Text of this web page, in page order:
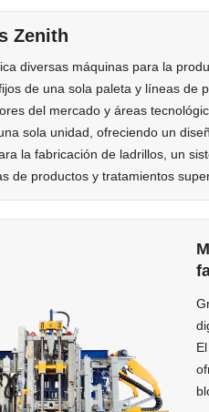
Zenith
diversas máquinas para la
de una sola paleta y líneas de
del mercado y áreas
sola unidad, ofreciendo un
la fabricación de ladrillos, un
de productos y tratamientos